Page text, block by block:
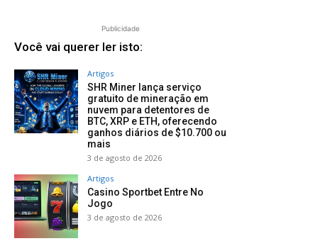
Publicidade
Você vai querer ler isto:
Artigos
SHR Miner lança serviço
gratuito de mineração em
nuvem para detentores de
BTC, XRP e ETH, oferecendo
ganhos diários de $10.700 ou
mais
3 de agosto de 2026
Artigos
Casino Sportbet Entre No
Jogo
3 de agosto de 2026